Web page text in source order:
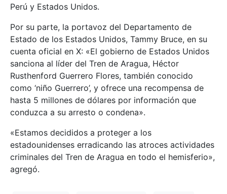
Perú y Estados Unidos.
Por su parte, la portavoz del Departamento de
Estado de los Estados Unidos, Tammy Bruce, en su
cuenta oficial en X: «El gobierno de Estados Unidos
sanciona al líder del Tren de Aragua, Héctor
Rusthenford Guerrero Flores, también conocido
como ‘niño Guerrero’, y ofrece una recompensa de
hasta 5 millones de dólares por información que
conduzca a su arresto o condena».
«Estamos decididos a proteger a los
estadounidenses erradicando las atroces actividades
criminales del Tren de Aragua en todo el hemisferio»,
agregó.